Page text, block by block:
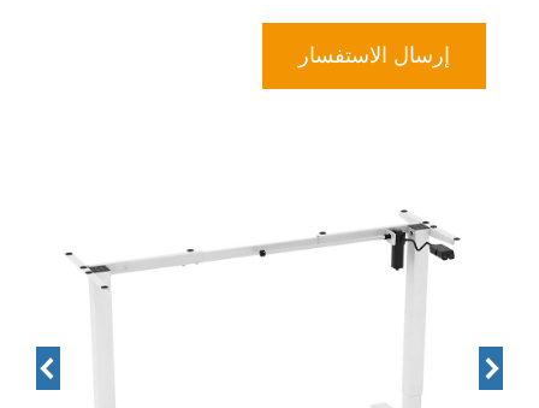
إرسال الاستفسار